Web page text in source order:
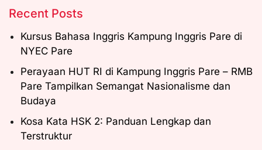
Recent Posts
Kursus Bahasa Inggris Kampung Inggris Pare di
NYEC Pare
Perayaan HUT RI di Kampung Inggris Pare – RMB
Pare Tampilkan Semangat Nasionalisme dan
Budaya
Kosa Kata HSK 2: Panduan Lengkap dan
Terstruktur